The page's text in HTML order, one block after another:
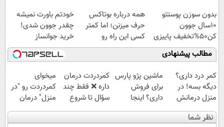
بدون سوزن پوستتو
10سال جوون
کن50%تخفیف پاییزی
همه درباره بوتاکس
حرف میزنن؛ اما کمتر
کسی این راه رو
میشناسه.
خودتم باورت نمیشه
چقدر جوون شدی!
خرید جوانساز
اسپیرولینا با تخفیف
ویژه
مطالب پیشنهادی
کمر درد داری؟
دیگه بسه! در
منزل درمانش
کن
(◀پرسش‌نامه)
ماشین پژو پارس
برای فروش
داری؟ اینجا
سریع بفروشش
‌کمردردت درمان
داره ❌ فقط چند
سؤال تا شروع
بهبودی فاصله‌
داری!
میخوای
کمردردت رو "در
منزل" درمان
کنی؟ (◂فیلم +
◂پرسش‌نامه)
نظر شما